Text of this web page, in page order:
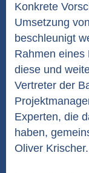
Konkrete
Umsetzung
beschleunigt
Rahmen eines
diese und
Vertreter der
Experten, die
haben,
Oliver Krischer.